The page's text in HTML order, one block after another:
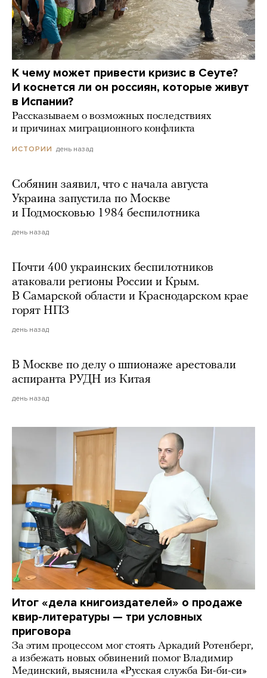
К чему может привести кризис в Сеуте?
И коснется ли он россиян, которые живут
в Испании?
Рассказываем о возможных последствиях
и причинах миграционного конфликта
ИСТОРИИ день назад
Собянин заявил, что с начала августа
Украина запустила по Москве
и Подмосковью 1984 беспилотника
день назад
Почти 400 украинских беспилотников
атаковали регионы России и Крым.
В Самарской области и Краснодарском крае
горят НПЗ
день назад
В Москве по делу о шпионаже арестовали
аспиранта РУДН из Китая
день назад
Итог «дела книгоиздателей» о продаже
квир-литературы — три условных
приговора
За этим процессом мог стоять Аркадий Ротенберг,
а избежать новых обвинений помог Владимир
Мединский, выяснила «Русская служба Би-би-си»